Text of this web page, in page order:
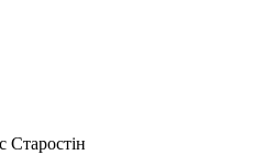
Старостін